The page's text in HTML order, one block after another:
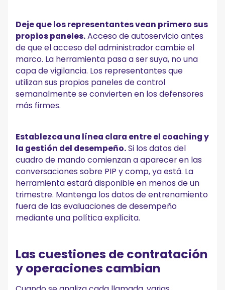
Deje que los representantes vean primero sus
propios paneles.Acceso de autoservicio antes
de que el acceso del administrador cambie el
marco. La herramienta pasa a ser suya, no una
capa de vigilancia. Los representantes que
utilizan sus propios paneles de control
semanalmente se convierten en los defensores
más firmes.
Establezca una línea clara entre el coaching y
la gestión del desempeño.Si los datos del
cuadro de mando comienzan a aparecer en las
conversaciones sobre PIP y comp, ya está. La
herramienta estará disponible en menos de un
trimestre. Mantenga los datos de entrenamiento
fuera de las evaluaciones de desempeño
mediante una política explícita.
Las cuestiones de contratación
y operaciones cambian